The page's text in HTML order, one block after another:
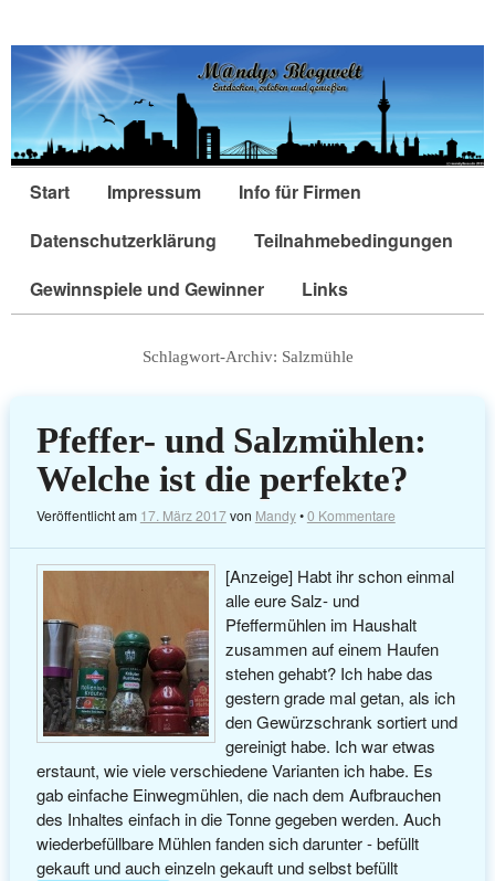
Start Impressum
Info für Firmen
Datenschutzerklärung
Teilnahmebedingungen
Gewinnspiele und Gewinner
Links
Schlagwort-Archiv: Salzmühle
Pfeffer- und Salzmühlen:
Welche ist die perfekte?
Veröffentlicht am 17. März 2017von Mandy•0 Kommentare
[Anzeige] Habt ihr schon einmal
alle eure Salz- und
Pfeffermühlen im Haushalt
zusammen auf einem Haufen
stehen gehabt? Ich habe das
gestern grade mal getan, als ich
den Gewürzschrank sortiert und
gereinigt habe. Ich war etwas
erstaunt, wie viele verschiedene Varianten ich habe. Es
gab einfache Einwegmühlen, die nach dem Aufbrauchen
des Inhaltes einfach in die Tonne gegeben werden. Auch
wiederbefüllbare Mühlen fanden sich darunter - befüllt
gekauft und auch einzeln gekauft und selbst befüllt